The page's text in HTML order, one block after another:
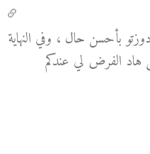
بأحسن حال ، وفي النهاية
الفرض لي عندكم